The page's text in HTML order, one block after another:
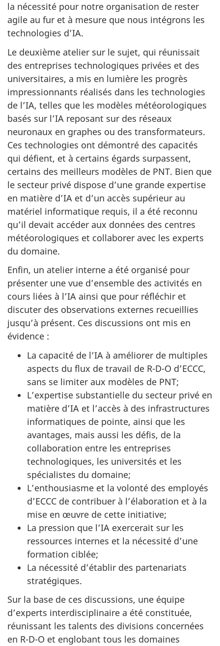
la nécessité pour notre organisation de rester
agile au fur et à mesure que nous intégrons les
technologies d’IA.
Le deuxième atelier sur le sujet, qui réunissait
des entreprises technologiques privées et des
universitaires, a mis en lumière les progrès
impressionnants réalisés dans les technologies
de l’IA, telles que les modèles météorologiques
basés sur l’IA reposant sur des réseaux
neuronaux en graphes ou des transformateurs.
Ces technologies ont démontré des capacités
qui défient, et à certains égards surpassent,
certains des meilleurs modèles de PNT. Bien que
le secteur privé dispose d’une grande expertise
en matière d’IA et d’un accès supérieur au
matériel informatique requis, il a été reconnu
qu’il devait accéder aux données des centres
météorologiques et collaborer avec les experts
du domaine.
Enfin, un atelier interne a été organisé pour
présenter une vue d’ensemble des activités en
cours liées à l’IA ainsi que pour réfléchir et
discuter des observations externes recueillies
jusqu’à présent. Ces discussions ont mis en
évidence :
La capacité de l’IA à améliorer de multiples
aspects du flux de travail de R-D-O d’ECCC,
sans se limiter aux modèles de PNT;
L’expertise substantielle du secteur privé en
matière d’IA et l’accès à des infrastructures
informatiques de pointe, ainsi que les
avantages, mais aussi les défis, de la
collaboration entre les entreprises
technologiques, les universités et les
spécialistes du domaine;
L’enthousiasme et la volonté des employés
d’ECCC de contribuer à l’élaboration et à la
mise en œuvre de cette initiative;
La pression que l’IA exercerait sur les
ressources internes et la nécessité d’une
formation ciblée;
La nécessité d’établir des partenariats
stratégiques.
Sur la base de ces discussions, une équipe
d’experts interdisciplinaire a été constituée,
réunissant les talents des divisions concernées
en R-D-O et englobant tous les domaines